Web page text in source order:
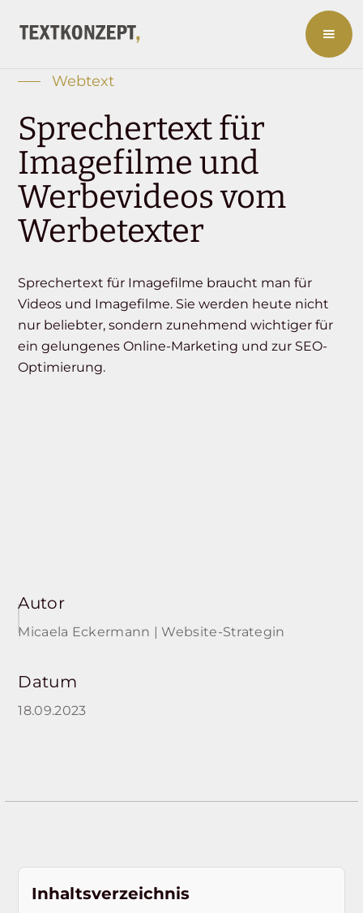
Webtext
Sprechertext für
Imagefilme und
Werbevideos vom
Werbetexter
Sprechertext für Imagefilme braucht man für
Videos und Imagefilme. Sie werden heute nicht
nur beliebter, sondern zunehmend wichtiger für
ein gelungenes Online-Marketing und zur SEO-
Optimierung.
Autor
Micaela Eckermann | Website-Strategin
Datum
18.09.2023
Inhaltsverzeichnis